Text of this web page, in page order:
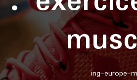
ing-europe-